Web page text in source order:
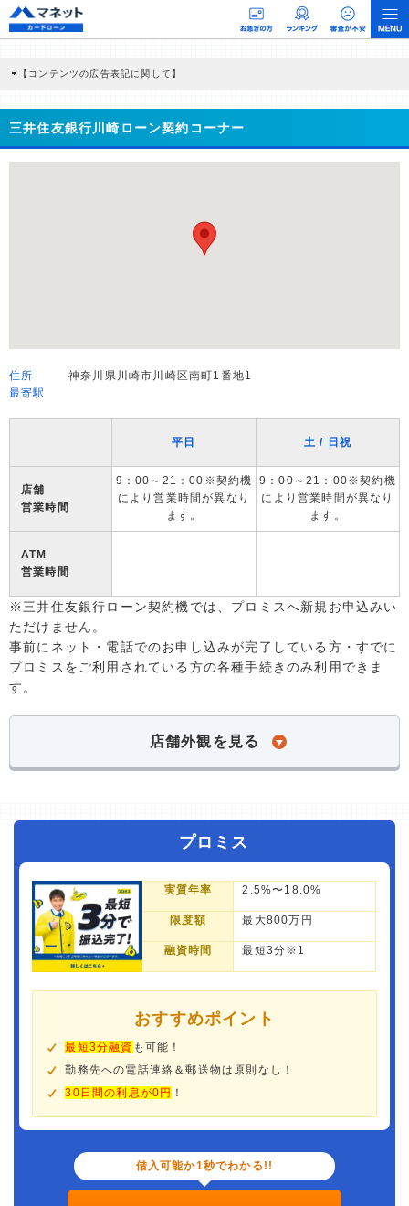
【コンテンツの広告表記に関して】
商品を根拠なくPRするものではなく、当編集部の調査／ユーザーへの口コミ収集な
どに基づき、公平性を担保した情報提供を行っています。
>提携企業一覧
三井住友銀行川崎ローン契約コーナー
住所
神奈川県川崎市川崎区南町1番地1
最寄駅
平日 土 / 日祝
店舗
営業時間
9：00～21：00※契約機
により営業時間が異なり
ます。
9：00～21：00※契約機
により営業時間が異なり
ます。
ATM
営業時間
※三井住友銀行ローン契約機では、プロミスへ新規お申込みい
ただけません。
事前にネット・電話でのお申し込みが完了している方・すでに
プロミスをご利用されている方の各種手続きのみ利用できま
す。
店舗外観を見る
プロミス
実質年率 2.5%〜18.0%
限度額 最大800万円
融資時間 最短3分※1
おすすめポイント
最短3分融資 も可能！
勤務先への電話連絡＆郵送物は原則なし！
30日間の利息が0円 ！
借入可能か1秒でわかる!!